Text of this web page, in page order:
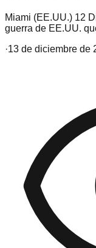
Miami (EE.UU.) 12
guerra de EE.UU.
·13 de diciembre de